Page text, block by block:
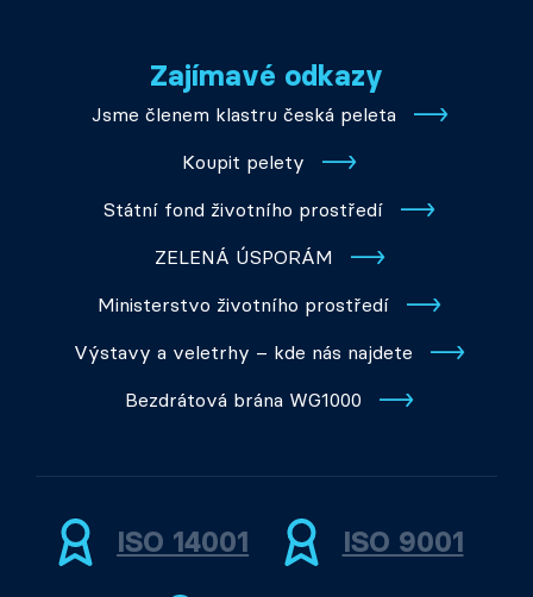
Zajímavé odkazy
Jsme členem klastru česká peleta
Koupit pelety
Státní fond životního prostředí
ZELENÁ ÚSPORÁM
Ministerstvo životního prostředí
Výstavy a veletrhy – kde nás najdete
Bezdrátová brána WG1000
ISO 14001 ISO 9001